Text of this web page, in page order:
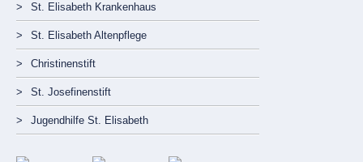
St. Elisabeth Krankenhaus
St. Elisabeth Altenpflege
Christinenstift
St. Josefinenstift
Jugendhilfe St. Elisabeth